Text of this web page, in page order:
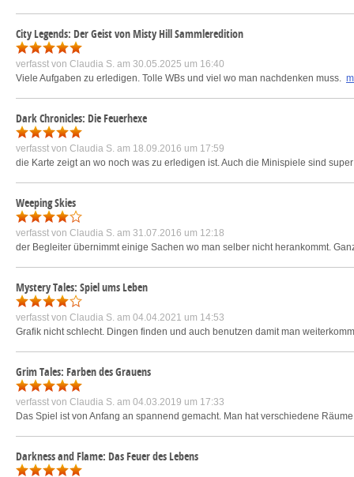
City Legends: Der Geist von Misty Hill Sammleredition
verfasst von Claudia S. am 30.05.2025 um 16:40
Viele Aufgaben zu erledigen. Tolle WBs und viel wo man nachdenken muss.
Dark Chronicles: Die Feuerhexe
verfasst von Claudia S. am 18.09.2016 um 17:59
die Karte zeigt an wo noch was zu erledigen ist. Auch die Minispiele sind
Weeping Skies
verfasst von Claudia S. am 31.07.2016 um 12:18
der Begleiter übernimmt einige Sachen wo man selber nicht herankommt.
Mystery Tales: Spiel ums Leben
verfasst von Claudia S. am 04.04.2021 um 14:53
Grafik nicht schlecht. Dingen finden und auch benutzen damit man
Grim Tales: Farben des Grauens
verfasst von Claudia S. am 04.03.2019 um 17:33
Das Spiel ist von Anfang an spannend gemacht. Man hat verschiedene
Darkness and Flame: Das Feuer des Lebens